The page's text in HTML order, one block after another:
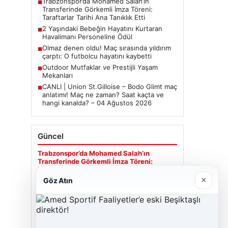
■
Transferinde Görkemli İmza Töreni:
Taraftarlar Tarihi Ana Tanıklık Etti
■2 Yaşındaki Bebeğin Hayatını Kurtaran
Havalimanı Personeline Ödül
■Olmaz denen oldu! Maç sırasında yıldırım
çarptı: O futbolcu hayatını kaybetti
■Outdoor Mutfaklar ve Prestijli Yaşam
Mekanları
■CANLI | Union St.Gilloise – Bodo Glimt maç
anlatımı! Maç ne zaman? Saat kaçta ve
hangi kanalda? – 04 Ağustos 2026
Güncel
Trabzonspor’da Mohamed Salah’ın
Transferinde Görkemli İmza Töreni:
Taraftarlar Tarihi Ana Tanıklık Etti
Göz Atın ×